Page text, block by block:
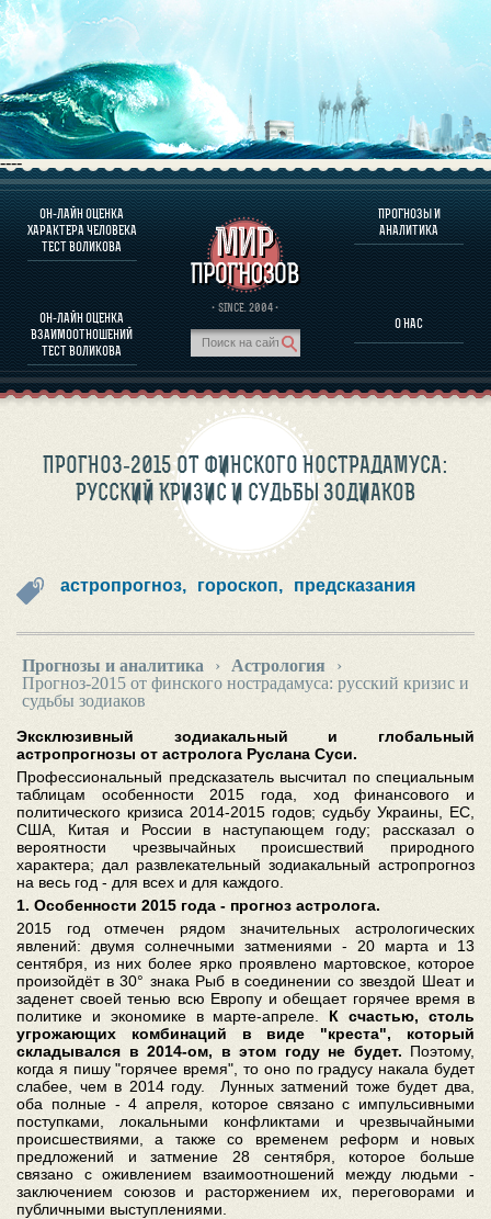
----
ОН-ЛАЙН ОЦЕНКА
ХАРАКТЕРА ЧЕЛОВЕКА
ТЕСТ ВОЛИКОВА
ОН-ЛАЙН ОЦЕНКА
ВЗАИМООТНОШЕНИЙ
ТЕСТ ВОЛИКОВА
· SINCE. 2004 ·
ПРОГНОЗЫ И
АНАЛИТИКА
О НАС
О ПРОГРАММЕ
ОЦЕНКА ХАРАКТЕРA ЧЕЛОВЕКА
ОЦЕНКА ХАРАКТЕРА ВЫДАЮЩИХСЯ ЛИЧНОСТЕЙ
О ПРОГРАММЕ
ПРОГНОЗЫ И АНАЛИТИКА
ПРОГНОЗ-2015 ОТ ФИНСКОГО НОСТРАДАМУСА:
РУССКИЙ КРИЗИС И СУДЬБЫ ЗОДИАКОВ
астропрогноз, гороскоп, предсказания
Прогнозы и аналитика › Астрология
›
Прогноз-2015 от финского нострадамуса: русский кризис и
судьбы зодиаков
Эксклюзивный зодиакальный и глобальный
астропрогнозы от астролога Руслана Суси.
Профессиональный предсказатель высчитал по специальным
таблицам особенности 2015 года, ход финансового и
политического кризиса 2014-2015 годов; судьбу Украины, ЕС,
США, Китая и России в наступающем году; рассказал о
вероятности чрезвычайных происшествий природного
характера; дал развлекательный зодиакальный астропрогноз
на весь год - для всех и для каждого.
1. Особенности 2015 года - прогноз астролога.
2015 год отмечен рядом значительных астрологических
явлений: двумя солнечными затмениями - 20 марта и 13
сентября, из них более ярко проявлено мартовское, которое
произойдёт в 30° знака Рыб в соединении со звездой Шеат и
заденет своей тенью всю Европу и обещает горячее время в
политике и экономике в марте-апреле. К счастью, столь
угрожающих комбинаций в виде "креста", который
складывался в 2014-ом, в этом году не будет. Поэтому,
когда я пишу "горячее время", то оно по градусу накала будет
слабее, чем в 2014 году. Лунных затмений тоже будет два,
оба полные - 4 апреля, которое связано с импульсивными
поступками, локальными конфликтами и чрезвычайными
происшествиями, а также со временем реформ и новых
предложений и затмение 28 сентября, которое больше
связано с оживлением взаимоотношений между людьми -
заключением союзов и расторжением их, переговорами и
публичными выступлениями.